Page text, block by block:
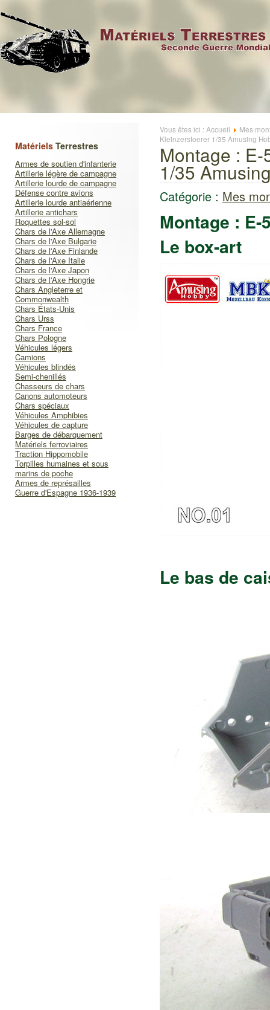
Matériels Terrestres
Armes de soutien d'infanterie
Artillerie légère de campagne
Artillerie lourde de campagne
Défense contre avions
Artillerie lourde antiaérienne
Artillerie antichars
Roquettes sol-sol
Chars de l'Axe Allemagne
Chars de l'Axe Bulgarie
Chars de l'Axe Finlande
Chars de l'Axe Italie
Chars de l'Axe Japon
Chars de l'Axe Hongrie
Chars Angleterre et
Commonwealth
Chars États-Unis
Chars Urss
Chars France
Chars Pologne
Véhicules légers
Camions
Véhicules blindés
Semi-chenillés
Chasseurs de chars
Canons automoteurs
Chars spéciaux
Véhicules Amphibies
Véhicules de capture
Barges de débarquement
Matériels ferroviaires
Traction Hippomobile
Torpilles humaines et sous
marins de poche
Armes de représailles
Guerre d'Espagne 1936-1939
Vous êtes ici : Accueil
Mes
Kleinzerstoerer 1/35 Amusing
Montage :
1/35
Catégorie : Mes
Montage :
Le box-art
Le bas de